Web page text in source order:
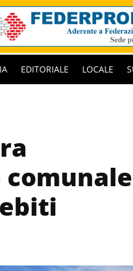
EDITORIALE LOCALE